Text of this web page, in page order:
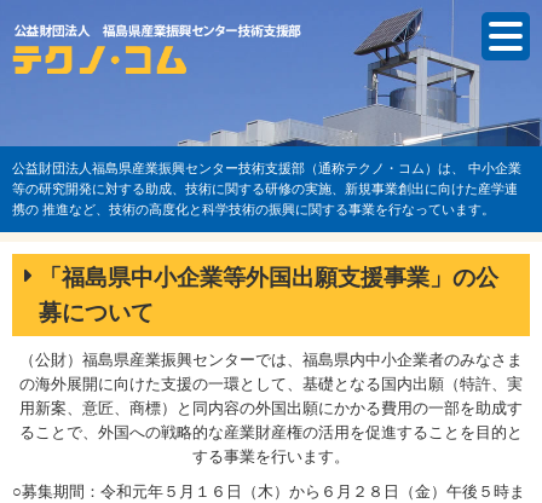
公益財団法人福島県産業振興センター技術支援部（通称テクノ・コム）は、
中小企業
等の研究開発に対する助成、技術に関する研修の実施、新規事業創出に向けた産学連
携の 推進など、技術の高度化と科学技術の振興に関する事業を行なっています。
「福島県中小企業等外国出願支援事業」の公
募について
（公財）福島県産業振興センターでは、福島県内中小企業者のみなさま
の海外展開に向けた支援の一環として、基礎となる国内出願（特許、実
用新案、意匠、商標）と同内容の外国出願にかかる費用の一部を助成す
ることで、外国への戦略的な産業財産権の活用を促進することを目的と
する事業を行います。
○募集期間：令和元年５月１６日（木）から６月２８日（金）午後５時ま